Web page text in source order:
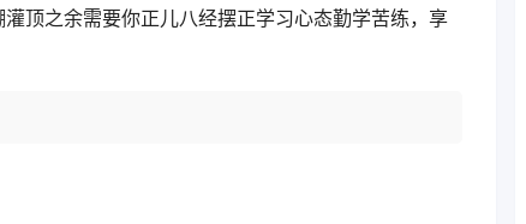
顶之余需要你正儿八经摆正学习心态勤学苦练，享